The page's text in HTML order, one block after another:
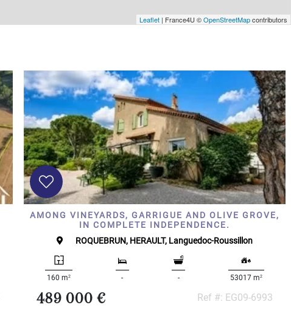
Leaflet | France4U ©OpenStreetMapcontributors
AMONG VINEYARDS, GARRIGUE AND OLIVE GROVE,
IN COMPLETE INDEPENDENCE.
ROQUEBRUN, HERAULT, Languedoc-Roussillon
160 m2 - - 53017 m2
489 000 € Ref #: EG09-6993